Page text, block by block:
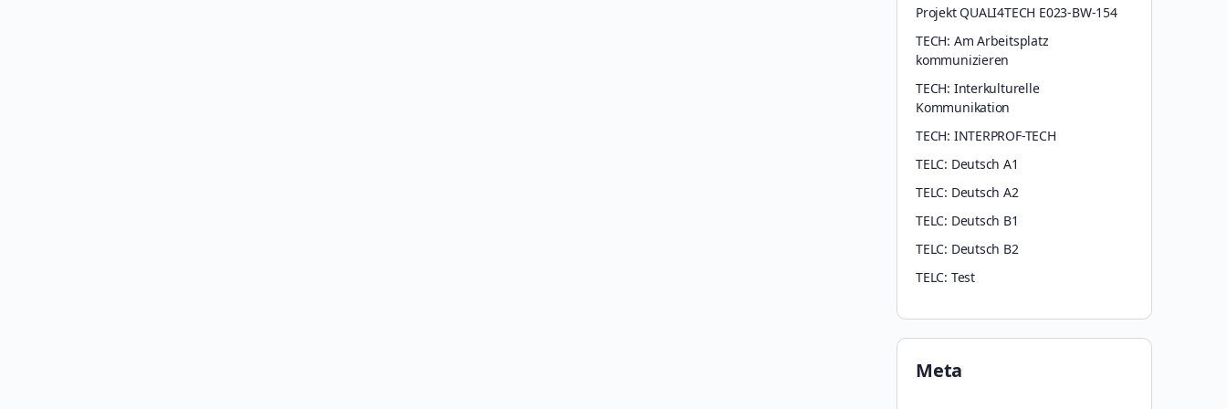
Projekt QUALI4TECH E023-BW-154
TECH: Am Arbeitsplatz
kommunizieren
TECH: Interkulturelle
Kommunikation
TECH: INTERPROF-TECH
TELC: Deutsch A1
TELC: Deutsch A2
TELC: Deutsch B1
TELC: Deutsch B2
TELC: Test
Meta